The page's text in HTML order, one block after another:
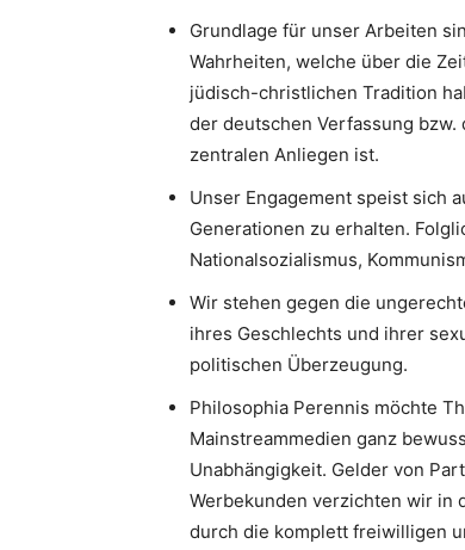
Grundlage für unser Arbeiten
Wahrheiten, welche über die
jüdisch-christlichen Tradition
der deutschen Verfassung
zentralen Anliegen ist.
Unser Engagement speist sich
Generationen zu erhalten.
Nationalsozialismus,
Wir stehen gegen die
ihres Geschlechts und ihrer
politischen Überzeugung.
Philosophia Perennis möchte
Mainstreammedien ganz
Unabhängigkeit. Gelder von
Werbekunden verzichten wir in
durch die komplett freiwilligen